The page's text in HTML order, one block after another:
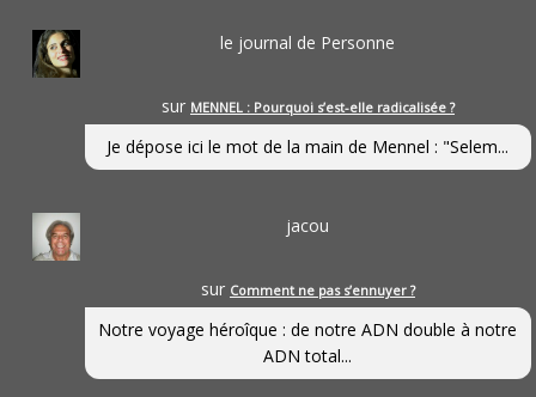
le journal de Personne
sur MENNEL : Pourquoi s’est-elle radicalisée ?
Je dépose ici le mot de la main de Mennel : "Selem...
jacou
sur Comment ne pas s’ennuyer ?
Notre voyage héroîque : de notre ADN double à notre
ADN total...